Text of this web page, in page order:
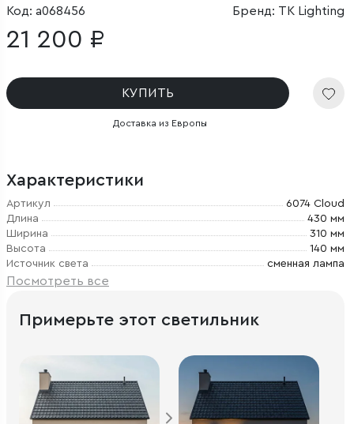
Код: a068456 Бренд: TK Lighting
21 200 ₽
КУПИТЬ
Доставка из Европы
Характеристики
Артикул
6074 Cloud
Длина
430 мм
Ширина
310 мм
Высота
140 мм
Источник света
сменная лампа
Посмотреть все
Примерьте этот светильник